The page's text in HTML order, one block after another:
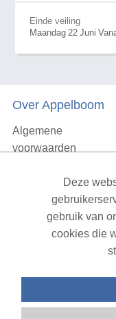
Einde veiling
Maandag 22 Juni
Over Appelboom
Algemene
voorwaarden
Vacatures
Contact
|
Deze
gebruik van
cookies die